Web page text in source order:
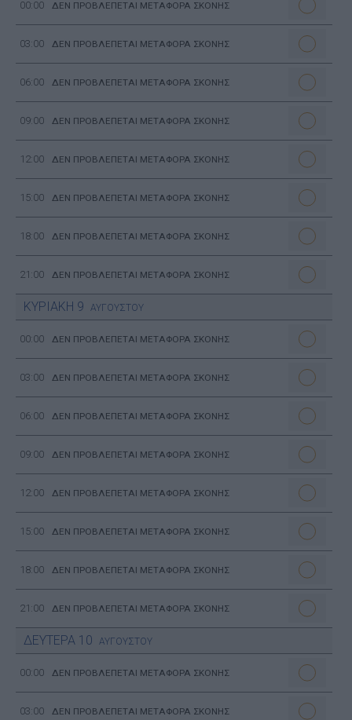
00:00 ΔΕΝ ΠΡΟΒΛΕΠΕΤΑΙ ΜΕΤΑΦΟΡΑ ΣΚΟΝΗΣ
03:00 ΔΕΝ ΠΡΟΒΛΕΠΕΤΑΙ ΜΕΤΑΦΟΡΑ ΣΚΟΝΗΣ
06:00 ΔΕΝ ΠΡΟΒΛΕΠΕΤΑΙ ΜΕΤΑΦΟΡΑ ΣΚΟΝΗΣ
09:00 ΔΕΝ ΠΡΟΒΛΕΠΕΤΑΙ ΜΕΤΑΦΟΡΑ ΣΚΟΝΗΣ
12:00 ΔΕΝ ΠΡΟΒΛΕΠΕΤΑΙ ΜΕΤΑΦΟΡΑ ΣΚΟΝΗΣ
15:00 ΔΕΝ ΠΡΟΒΛΕΠΕΤΑΙ ΜΕΤΑΦΟΡΑ ΣΚΟΝΗΣ
18:00 ΔΕΝ ΠΡΟΒΛΕΠΕΤΑΙ ΜΕΤΑΦΟΡΑ ΣΚΟΝΗΣ
21:00 ΔΕΝ ΠΡΟΒΛΕΠΕΤΑΙ ΜΕΤΑΦΟΡΑ ΣΚΟΝΗΣ
ΚΥΡΙΑΚΗ 9 ΑΥΓΟΥΣΤΟΥ
00:00 ΔΕΝ ΠΡΟΒΛΕΠΕΤΑΙ ΜΕΤΑΦΟΡΑ ΣΚΟΝΗΣ
03:00 ΔΕΝ ΠΡΟΒΛΕΠΕΤΑΙ ΜΕΤΑΦΟΡΑ ΣΚΟΝΗΣ
06:00 ΔΕΝ ΠΡΟΒΛΕΠΕΤΑΙ ΜΕΤΑΦΟΡΑ ΣΚΟΝΗΣ
09:00 ΔΕΝ ΠΡΟΒΛΕΠΕΤΑΙ ΜΕΤΑΦΟΡΑ ΣΚΟΝΗΣ
12:00 ΔΕΝ ΠΡΟΒΛΕΠΕΤΑΙ ΜΕΤΑΦΟΡΑ ΣΚΟΝΗΣ
15:00 ΔΕΝ ΠΡΟΒΛΕΠΕΤΑΙ ΜΕΤΑΦΟΡΑ ΣΚΟΝΗΣ
18:00 ΔΕΝ ΠΡΟΒΛΕΠΕΤΑΙ ΜΕΤΑΦΟΡΑ ΣΚΟΝΗΣ
21:00 ΔΕΝ ΠΡΟΒΛΕΠΕΤΑΙ ΜΕΤΑΦΟΡΑ ΣΚΟΝΗΣ
ΔΕΥΤΕΡΑ 10 ΑΥΓΟΥΣΤΟΥ
00:00 ΔΕΝ ΠΡΟΒΛΕΠΕΤΑΙ ΜΕΤΑΦΟΡΑ ΣΚΟΝΗΣ
03:00 ΔΕΝ ΠΡΟΒΛΕΠΕΤΑΙ ΜΕΤΑΦΟΡΑ ΣΚΟΝΗΣ